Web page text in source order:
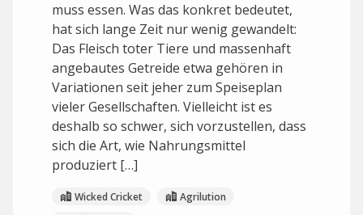
muss essen. Was das konkret bedeutet,
hat sich lange Zeit nur wenig gewandelt:
Das Fleisch toter Tiere und massenhaft
angebautes Getreide etwa gehören in
Variationen seit jeher zum Speiseplan
vieler Gesellschaften. Vielleicht ist es
deshalb so schwer, sich vorzustellen, dass
sich die Art, wie Nahrungsmittel
produziert […]
Wicked Cricket
Agrilution